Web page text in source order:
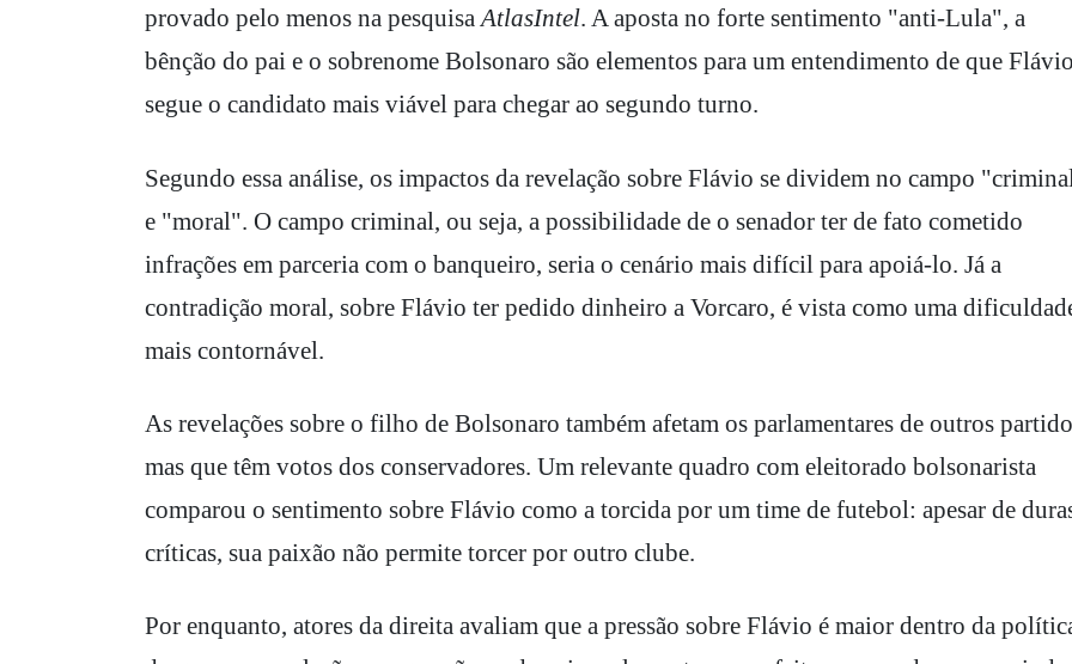
provado pelo menos na pesquisaAtlasIntel. A aposta no forte sentimento "anti-Lula", a
bênção do pai e o sobrenome Bolsonaro são elementos para um entendimento de que Flávio
segue o candidato mais viável para chegar ao segundo turno.
Segundo essa análise, os impactos da revelação sobre Flávio se dividem no campo
e "moral". O campo criminal, ou seja, a possibilidade de o senador ter de fato cometido
infrações em parceria com o banqueiro, seria o cenário mais difícil para apoiá-lo. Já a
contradição moral, sobre Flávio ter pedido dinheiro a Vorcaro, é vista como uma
mais contornável.
As revelações sobre o filho de Bolsonaro também afetam os parlamentares de outros
mas que têm votos dos conservadores. Um relevante quadro com eleitorado bolsonarista
comparou o sentimento sobre Flávio como a torcida por um time de futebol: apesar de
críticas, sua paixão não permite torcer por outro clube.
Por enquanto, atores da direita avaliam que a pressão sobre Flávio é maior dentro da